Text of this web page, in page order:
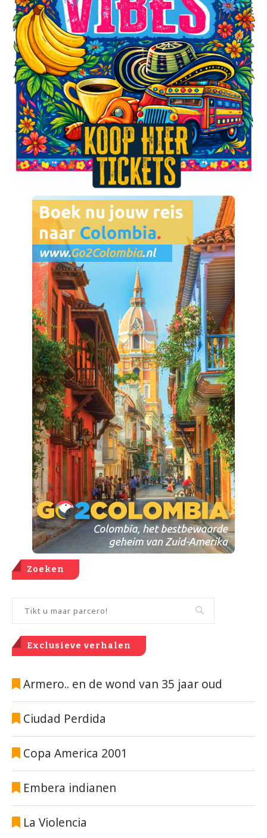
Zoeken
Exclusieve verhalen
Armero.. en de wond van 35 jaar oud
Ciudad Perdida
Copa America 2001
Embera indianen
La Violencia